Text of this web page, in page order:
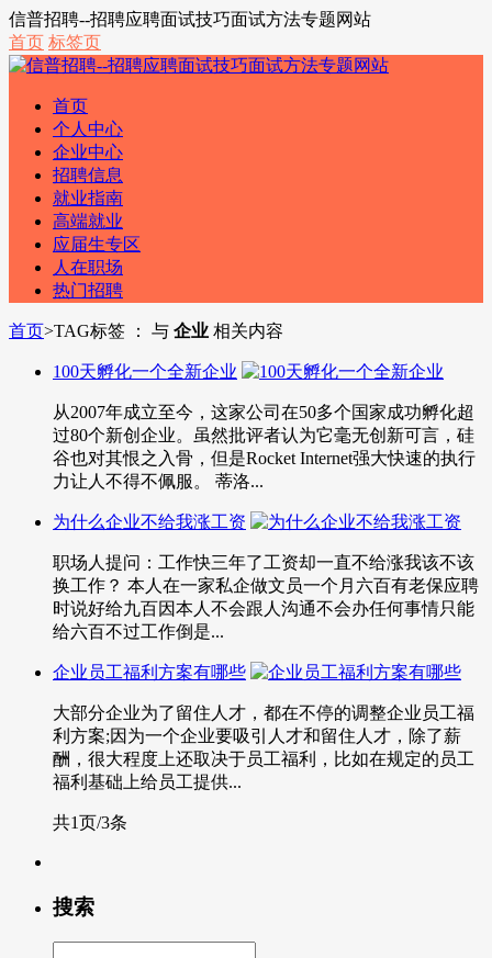
信普招聘--招聘应聘面试技巧面试方法专题网站
首页 标签页
首页
个人中心
企业中心
招聘信息
就业指南
高端就业
应届生专区
人在职场
热门招聘
首页>TAG标签 ： 与 企业 相关内容
100天孵化一个全新企业
从2007年成立至今，这家公司在50多个国家成功孵化超
过80个新创企业。虽然批评者认为它毫无创新可言，硅
谷也对其恨之入骨，但是Rocket Internet强大快速的执行
力让人不得不佩服。 蒂洛...
为什么企业不给我涨工资
职场人提问：工作快三年了工资却一直不给涨我该不该
换工作？ 本人在一家私企做文员一个月六百有老保应聘
时说好给九百因本人不会跟人沟通不会办任何事情只能
给六百不过工作倒是...
企业员工福利方案有哪些
大部分企业为了留住人才，都在不停的调整企业员工福
利方案;因为一个企业要吸引人才和留住人才，除了薪
酬，很大程度上还取决于员工福利，比如在规定的员工
福利基础上给员工提供...
共1页/3条
搜索